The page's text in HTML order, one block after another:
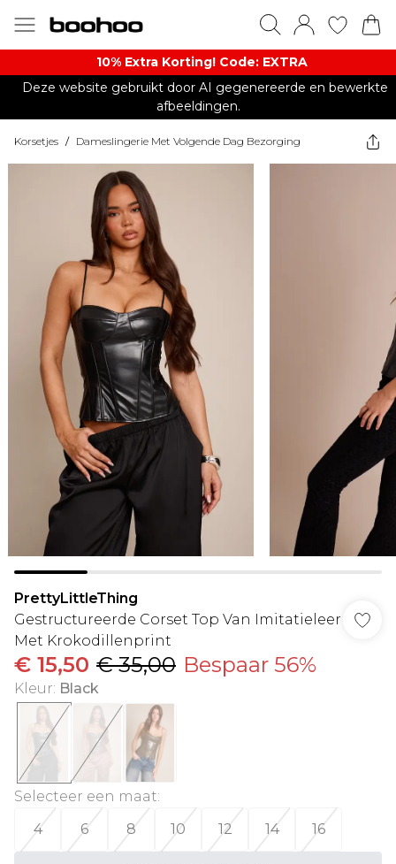
10% Extra Korting! Code: EXTRA​
Deze website gebruikt door AI gegenereerde en bewerkte
afbeeldingen.
Korsetjes / Dameslingerie Met Volgende Dag Bezorging
PrettyLittleThing
Gestructureerde Corset Top Van Imitatieleer
Met Krokodillenprint
€ 15,50 € 35,00 Bespaar 56%
Kleur: Black
Selecteer een maat:
4
6 8 10 12 14 16